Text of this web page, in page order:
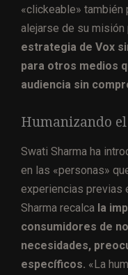
«clickeable»
alejarse de su misión
estrategia de Vox
para otros medios
audiencia sin
Humanizando
Swati Sharma ha
en las «personas»
experiencias previas
Sharma recalca la
consumidores de
necesidades,
específicos. «La